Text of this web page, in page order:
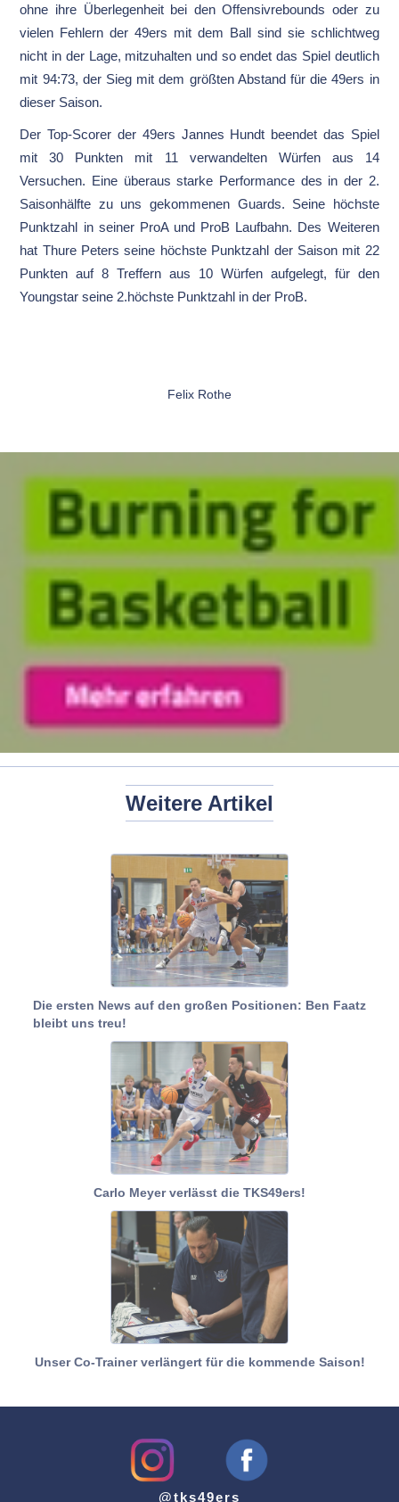
ohne ihre Überlegenheit bei den Offensivrebounds oder zu
vielen Fehlern der 49ers mit dem Ball sind sie schlichtweg
nicht in der Lage, mitzuhalten und so endet das Spiel deutlich
mit 94:73, der Sieg mit dem größten Abstand für die 49ers in
dieser Saison.
Der Top-Scorer der 49ers Jannes Hundt beendet das Spiel
mit 30 Punkten mit 11 verwandelten Würfen aus 14
Versuchen. Eine überaus starke Performance des in der 2.
Saisonhälfte zu uns gekommenen Guards. Seine höchste
Punktzahl in seiner ProA und ProB Laufbahn. Des Weiteren
hat Thure Peters seine höchste Punktzahl der Saison mit 22
Punkten auf 8 Treffern aus 10 Würfen aufgelegt, für den
Youngstar seine 2.höchste Punktzahl in der ProB.
Felix Rothe
Weitere Artikel
Die ersten News auf den großen Positionen: Ben Faatz
bleibt uns treu!
Carlo Meyer verlässt die TKS49ers!
Unser Co-Trainer verlängert für die kommende Saison!
@tks49ers